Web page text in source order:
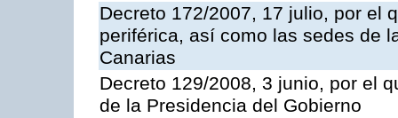
Decreto 172/2007, 17 julio, por el
periférica, así como las sedes de
Canarias
Decreto 129/2008, 3 junio, por el
de la Presidencia del Gobierno